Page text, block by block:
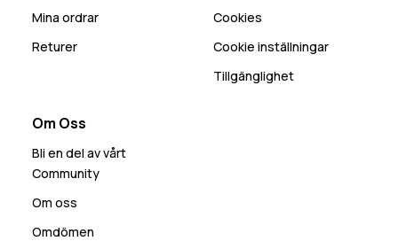
Mina ordrar
Returer
Cookies
Cookie inställningar
Tillgänglighet
Om Oss
Bli en del av vårt
Community
Om oss
Omdömen